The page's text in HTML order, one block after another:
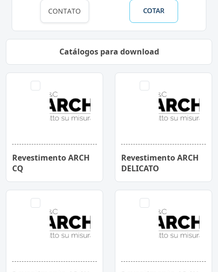
CONTATO COTAR
Catálogos para download
Revestimento ARCH
CQ
Revestimento ARCH
DELICATO